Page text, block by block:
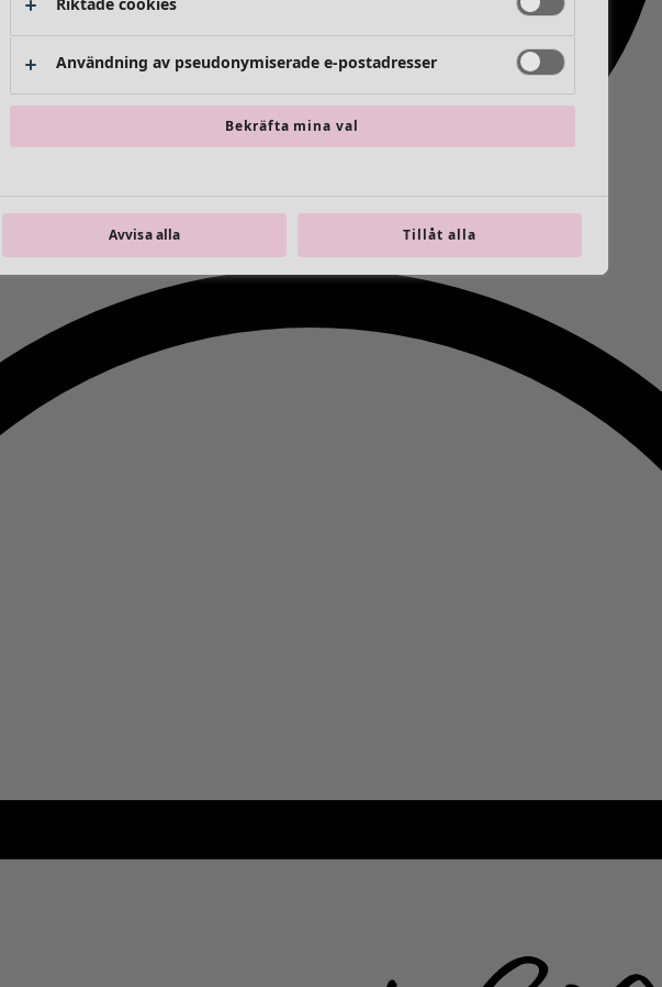
Användning av pseudonymiserade e-postadresser
Bekräfta mina val
Avvisa alla Tillåt alla